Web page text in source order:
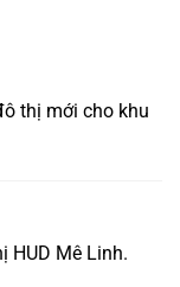
thị mới cho khu
HUD Mê Linh.